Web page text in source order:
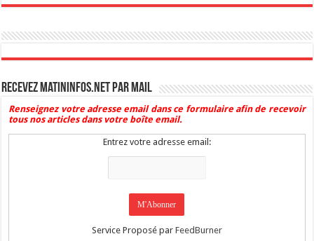
Recevez Matininfos.net par mail
Renseignez votre adresse email dans ce formulaire afin de recevoir
tous nos articles dans votre boîte email.
Entrez votre adresse email:
Service Proposé par FeedBurner